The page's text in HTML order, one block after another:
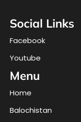
Social Links
Facebook
Youtube
Menu
Home
Balochistan